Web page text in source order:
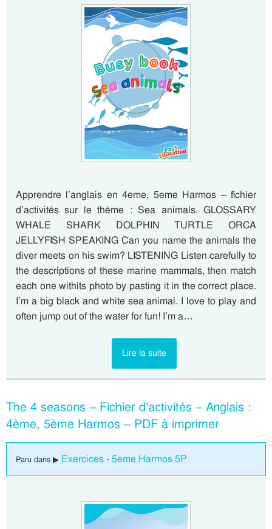
Apprendre l’anglais en 4eme, 5eme Harmos – fichier
d’activités sur le thème : Sea animals. GLOSSARY
WHALE SHARK DOLPHIN TURTLE ORCA
JELLYFISH SPEAKING Can you name the animals the
diver meets on his swim? LISTENING Listen carefully to
the descriptions of these marine mammals, then match
each one withits photo by pasting it in the correct place.
I’m a big black and white sea animal. I love to play and
often jump out of the water for fun! I’m a…
Lire la suite
The 4 seasons – Fichier d’activités – Anglais :
4ème, 5ème Harmos – PDF à imprimer
Paru dans ▶ Exercices - 5eme Harmos 5P